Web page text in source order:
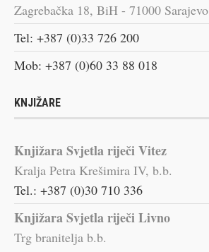
Zagrebačka 18, BiH - 71000 Sarajevo
Tel: +387 (0)33 726 200
Mob: +387 (0)60 33 88 018
KNJIŽARE
Knjižara Svjetla riječi Vitez
Kralja Petra Krešimira IV, b.b.
Tel.: +387 (0)30 710 336
Knjižara Svjetla riječi Livno
Trg branitelja b.b.